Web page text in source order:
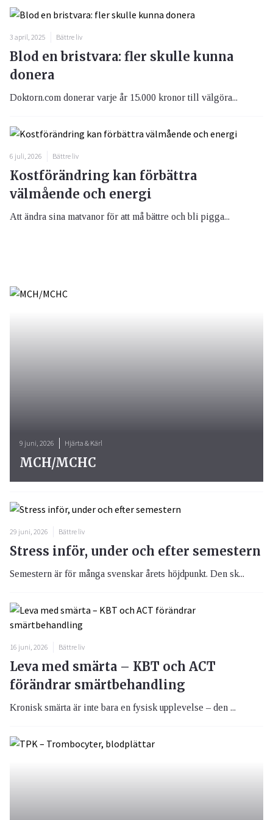
3 april, 2025 Bättre liv
Blod en bristvara: fler skulle kunna
donera
Doktorn.com donerar varje år 15.000 kronor till välgöra...
6 juli, 2026 Bättre liv
Kostförändring kan förbättra
välmående och energi
Att ändra sina matvanor för att må bättre och bli pigga...
29 juni, 2026 Bättre liv
Stress inför, under och efter semestern
Semestern är för många svenskar årets höjdpunkt. Den sk...
16 juni, 2026 Bättre liv
Leva med smärta – KBT och ACT
förändrar smärtbehandling
Kronisk smärta är inte bara en fysisk upplevelse – den ...
9 juni, 2026 Hjärta & Kärl
MCH/MCHC